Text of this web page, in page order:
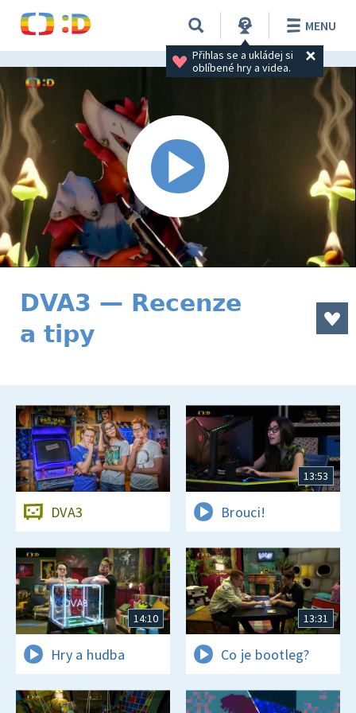
Přihlas se a ukládej si
oblíbené hry a videa.
MENU
DVA3 — Recenze
a tipy
DVA3
13:53
Brouci!
14:10
Hry a hudba
13:31
Co je bootleg?